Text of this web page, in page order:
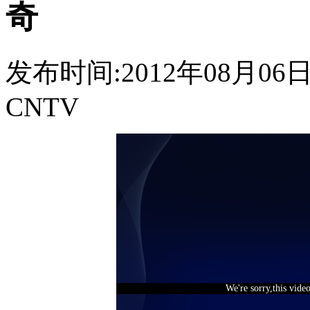
奇
发布时间:2012年08月06
CNTV
We're sorry,this